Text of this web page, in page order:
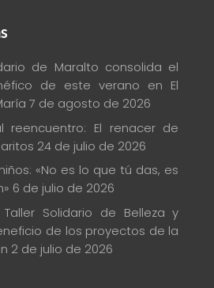
de Maralto consolida el
de este verano en El
7 de agosto de 2026
El renacer de
24 de julio de 2026
«No es lo que tú das, es
6 de julio de 2026
Solidario de Belleza y
de los proyectos de la
2 de julio de 2026